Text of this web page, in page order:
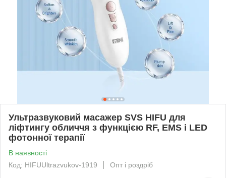
Ультразвуковий масажер SVS HIFU для
ліфтингу обличчя з функцією RF, EMS і LED
фотонної терапії
В наявності
Код: HIFUUltrazvukov-1919
Опт і роздріб